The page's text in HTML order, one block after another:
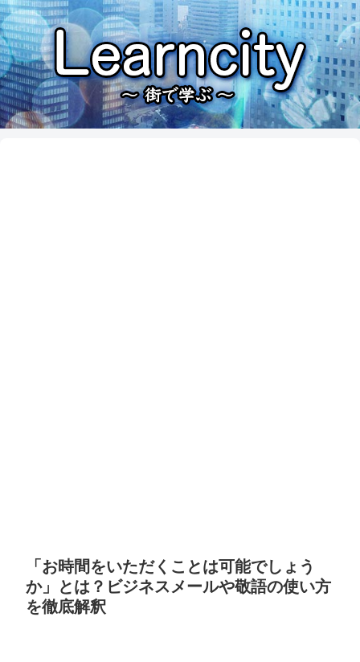
「お時間をいただくことは可能でしょう
か」とは？ビジネスメールや敬語の使い方
を徹底解釈